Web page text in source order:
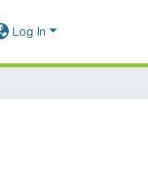
Log In